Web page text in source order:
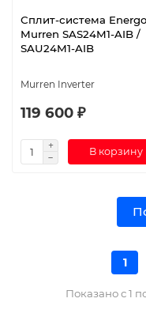
Сплит-система
Murren SAS24M1-AIB /
SAU24M1-AIB
Murren Inverter
119 600 ₽
В корзину
1
Показано с 1